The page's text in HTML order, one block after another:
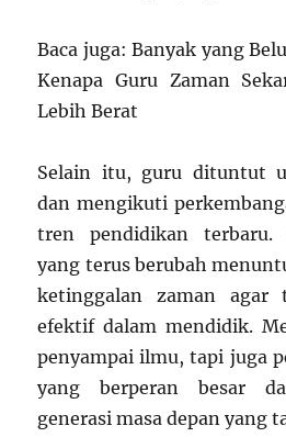
Baca juga: Banyak yang
Kenapa Guru Zaman
Lebih Berat
Selain itu, guru dituntut
dan mengikuti
tren pendidikan terbaru.
yang terus berubah
ketinggalan zaman agar
efektif dalam mendidik.
penyampai ilmu, tapi juga
yang berperan besar
generasi masa depan yang